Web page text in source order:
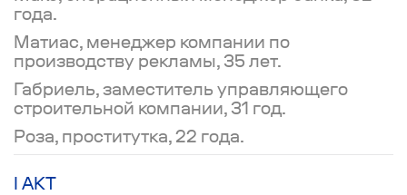
года.
Матиас, менеджер компании по
производству рекламы, 35 лет.
Габриель, заместитель управляющего
строительной компании, 31 год.
Роза, проститутка, 22 года.
I АКТ